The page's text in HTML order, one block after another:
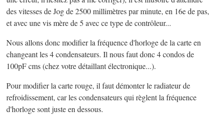
des vitesses de Jog de 2500 millimètres par minute, en 16e de pas,
et avec une vis mère de 5 avec ce type de contrôleur...
Nous allons donc modifier la fréquence d'horloge de la carte en
changeant les 4 condensateurs. Il nous faut donc 4 condos de
100pF cms (chez votre détaillant électronique...).
Pour modifier la carte rouge, il faut démonter le radiateur de
refroidissement, car les condensateurs qui règlent la fréquence
d'horloge sont juste en dessous.